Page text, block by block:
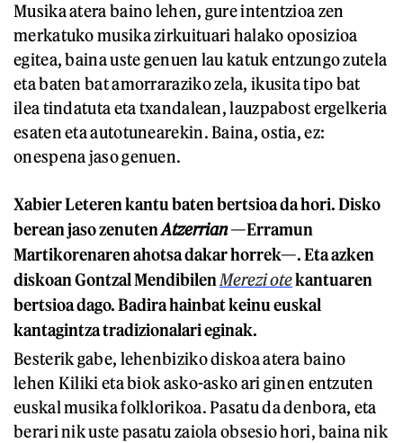
Musika atera baino lehen, gure intentzioa zen
merkatuko musika zirkuituari halako oposizioa
egitea, baina uste genuen lau katuk entzungo zutela
eta baten bat amorraraziko zela, ikusita tipo bat
ilea tindatuta eta txandalean, lauzpabost ergelkeria
esaten eta autotunearekin. Baina, ostia, ez:
onespena jaso genuen.
Xabier Leteren kantu baten bertsioa da hori. Disko
berean jaso zenutenAtzerrian—Erramun
Martikorenaren ahotsa dakar horrek—. Eta azken
diskoan Gontzal Mendibilen Merezi otekantuaren
bertsioa dago. Badira hainbat keinu euskal
kantagintza tradizionalari eginak.
Besterik gabe, lehenbiziko diskoa atera baino
lehen Kiliki eta biok asko-asko ari ginen entzuten
euskal musika folklorikoa. Pasatu da denbora, eta
berari nik uste pasatu zaiola obsesio hori, baina nik